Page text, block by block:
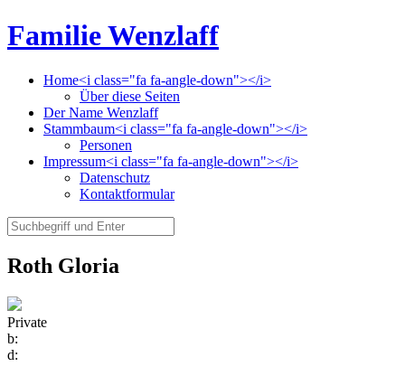
Familie Wenzlaff
Home<i class="fa fa-angle-down"></i>
Über diese Seiten
Der Name Wenzlaff
Stammbaum<i class="fa fa-angle-down"></i>
Personen
Impressum<i class="fa fa-angle-down"></i>
Datenschutz
Kontaktformular
Roth Gloria
Private
b:
d: